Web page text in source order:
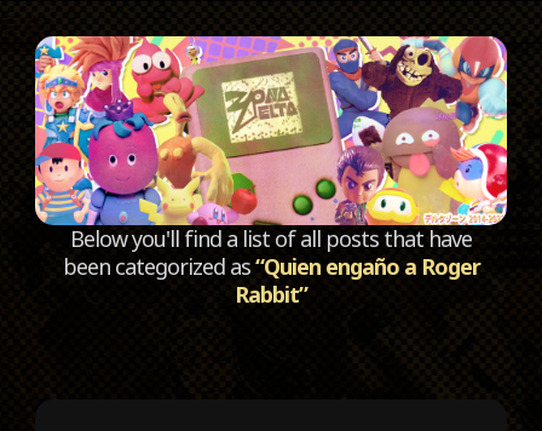
Below you'll find a list of all posts that have
been categorized as“Quien engaño a Roger
Rabbit”